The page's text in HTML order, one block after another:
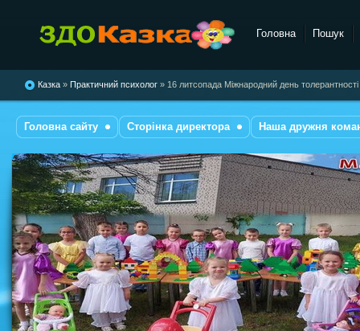
"Казка"
Головна Пошук
Казка » Практичний психолог » 16 литсопада Міжнародний день толерантності
Головна сайту Сторінка директора Наша дружня